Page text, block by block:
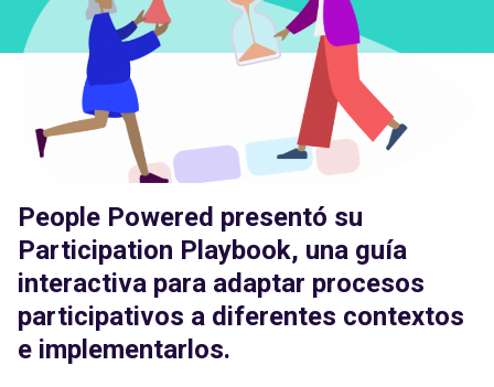
People Powered presentó su
Participation Playbook, una guía
interactiva para adaptar procesos
participativos a diferentes contextos
e implementarlos.